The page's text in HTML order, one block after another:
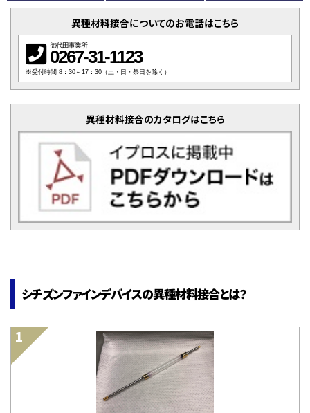
異種材料接合についてのお電話はこちら
御代田事業所
0267-31-1123
※受付時間 8：30～17：30（土・日・祭日を除く）
異種材料接合のカタログはこちら
シチズンファインデバイスの異種材料接合とは？